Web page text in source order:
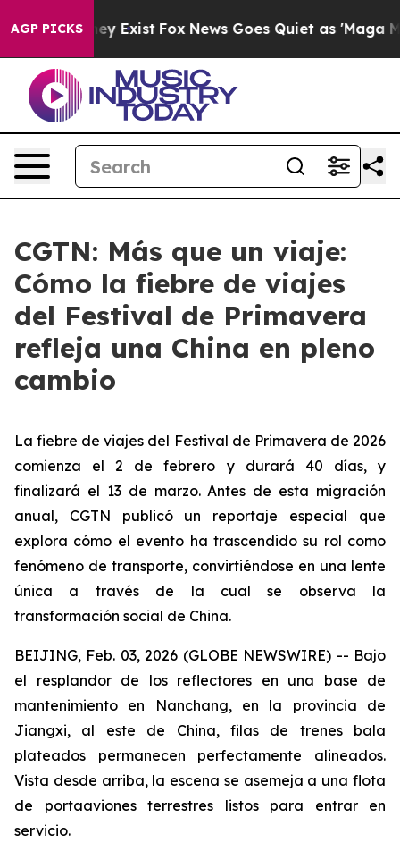
AGP PICKS
They Exist Fox News Goes Quiet as 'Maga Media
CGTN: Más que un viaje:
Cómo la fiebre de viajes
del Festival de Primavera
refleja una China en pleno
cambio
La fiebre de viajes del Festival de Primavera de 2026
comienza el 2 de febrero y durará 40 días, y
finalizará el 13 de marzo. Antes de esta migración
anual, CGTN publicó un reportaje especial que
explora cómo el evento ha trascendido su rol como
fenómeno de transporte, convirtiéndose en una lente
única a través de la cual se observa la
transformación social de China.
BEIJING, Feb. 03, 2026 (GLOBE NEWSWIRE) -- Bajo
el resplandor de los reflectores en una base de
mantenimiento en Nanchang, en la provincia de
Jiangxi, al este de China, filas de trenes bala
plateados permanecen perfectamente alineados.
Vista desde arriba, la escena se asemeja a una flota
de portaaviones terrestres listos para entrar en
servicio.